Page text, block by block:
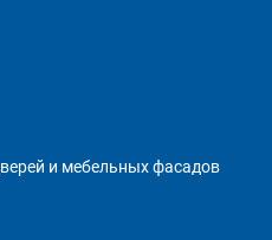
и мебельных фасадов